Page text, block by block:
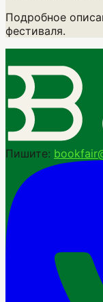
Подробное
фестиваля.
Пишите: